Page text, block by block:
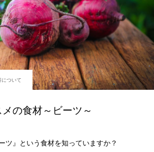
について
の食材～ビーツ～
ツ』という食材を知っていますか？